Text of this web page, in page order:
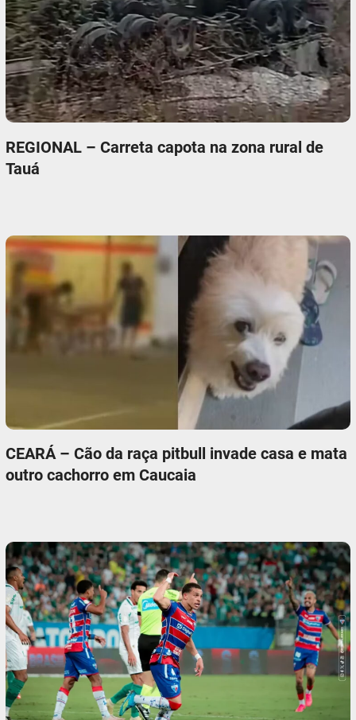
REGIONAL – Carreta capota na zona rural de
Tauá
CEARÁ – Cão da raça pitbull invade casa e mata
outro cachorro em Caucaia